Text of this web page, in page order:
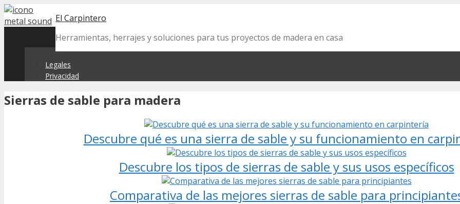
Skip
to
El Carpintero
Herramientas, herrajes y soluciones para tus proyectos de madera en casa
Legales
Privacidad
Sierras de sable para madera
Descubre qué es una sierra de sable y su funcionamiento en
Descubre los tipos de sierras de sable y sus usos específicos
Comparativa de las mejores sierras de sable para